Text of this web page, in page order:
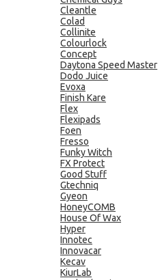
Cleantle
Colad
Collinite
Colourlock
Concept
Daytona Speed Master
Dodo Juice
Evoxa
Finish Kare
Flex
Flexipads
Foen
Fresso
Funky Witch
FX Protect
Good Stuff
Gtechniq
Gyeon
HoneyCOMB
House Of Wax
Hyper
Innotec
Innovacar
Kecav
KiurLab